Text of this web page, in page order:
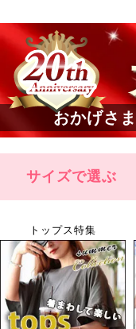
おかげさ
サイズで選ぶ
トップス特集